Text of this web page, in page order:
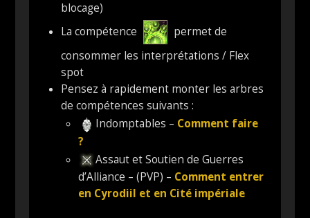
blocage)
La compétence
permet de
consommer les interprétations / Flex
spot
Pensez à rapidement monter les arbres
de compétences suivants :
Indomptables – Comment faire
?
Assaut et Soutien de Guerres
d’Alliance – (PVP) – Comment entrer
en Cyrodiil et en Cité impériale